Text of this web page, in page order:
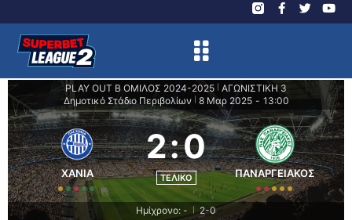
PLAY OUT B ΟΜΙΛΟΣ 2024-2025 ΑΓΩΝΙΣΤΙΚΗ 3
Δημοτικό Στάδιο Περιβολίων
8 Μαρ 2025 - 13:00
ΧΑΝΙΑ
2:0
ΤΕΛΙΚΌ ΠΑΝΑΡΓΕΙΑΚΟΣ
Ημίχρονο: - 2-0